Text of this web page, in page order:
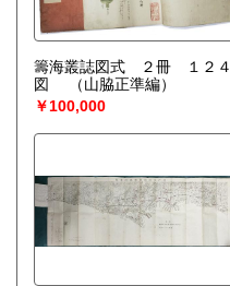
籌海叢誌図式 ２冊 １２４
図
（山脇正準編）
￥100,000